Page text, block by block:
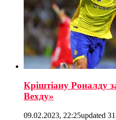
Кріштіану Роналду
Вехду»
09.02.2023, 22:25updated